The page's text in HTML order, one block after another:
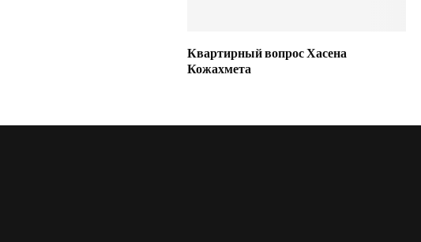
Квартирный вопрос Хасена
Кожахмета